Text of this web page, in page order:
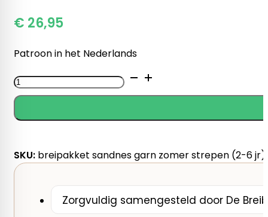
€ 26,95
Patroon in het Nederlands
Breipakket
Sandnes
Zomer
Top
Mandarin
SKU: breipakket sandnes garn zomer strepen (2-6 jr)
Zorgvuldig samengesteld door De